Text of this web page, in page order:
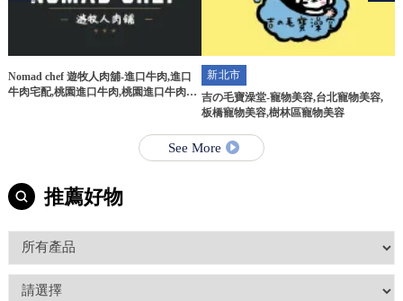
Nomad chef 遊牧人肉舖-進口牛肉,進口
牛肉宅配,桃園進口牛肉,桃園進口牛肉宅
新北市
吉の毛寶澡堂-寵物美容,台北寵物美容,
板橋寵物美容,樹林區寵物美容
See More
推薦好物